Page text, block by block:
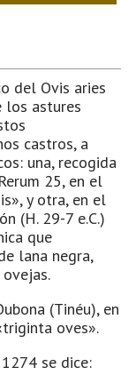
del Ovis aries
los astures
castros, a
una, recogida
25, en el
y otra, en el
(H. 29-7 e.C.)
que
lana negra,
(Tinéu), en
oves».
se dice: